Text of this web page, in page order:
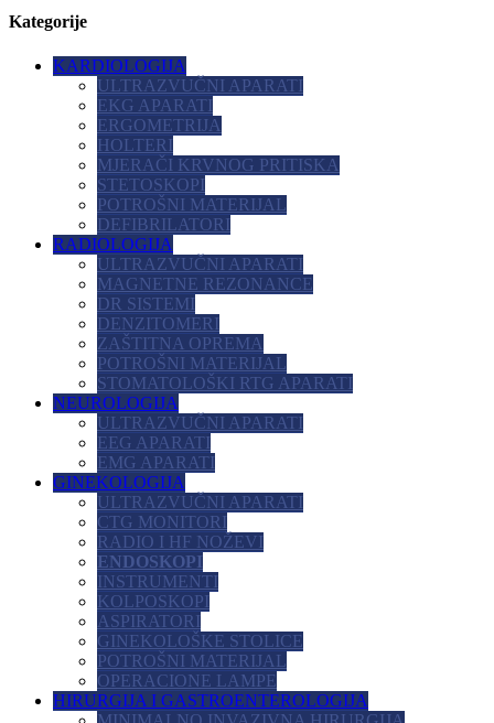
Kategorije
KARDIOLOGIJA
ULTRAZVUČNI APARATI
EKG APARATI
ERGOMETRIJA
HOLTERI
MJERAČI KRVNOG PRITISKA
STETOSKOPI
POTROŠNI MATERIJAL
DEFIBRILATORI
RADIOLOGIJA
ULTRAZVUČNI APARATI
MAGNETNE REZONANCE
DR SISTEMI
DENZITOMERI
ZAŠTITNA OPREMA
POTROŠNI MATERIJAL
STOMATOLOŠKI RTG APARATI
NEUROLOGIJA
ULTRAZVUČNI APARATI
EEG APARATI
EMG APARATI
GINEKOLOGIJA
ULTRAZVUČNI APARATI
CTG MONITORI
RADIO I HF NOŽEVI
ENDOSKOPI
INSTRUMENTI
KOLPOSKOPI
ASPIRATORI
GINEKOLOŠKE STOLICE
POTROŠNI MATERIJAL
OPERACIONE LAMPE
HIRURGIJA I GASTROENTEROLOGIJA